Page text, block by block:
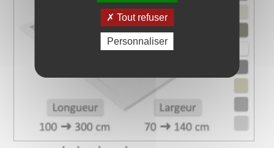
Tout refuser
Personnaliser